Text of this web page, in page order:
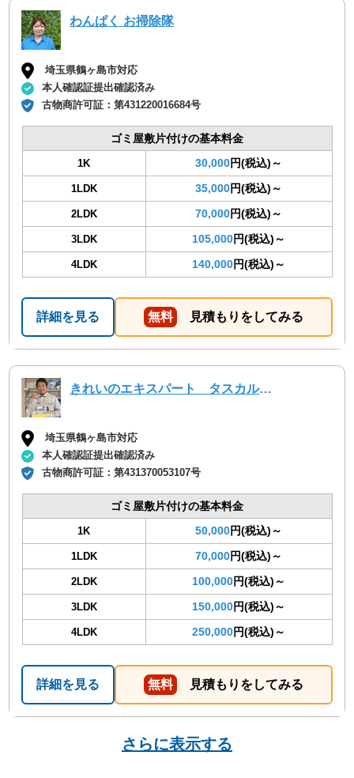
わんぱく お掃除隊
埼玉県鶴ヶ島市対応
本人確認証提出確認済み
古物商許可証：第431220016684号
ゴミ屋敷片付けの基本料金
1K 30,000円(税込)～
1LDK 35,000円(税込)～
2LDK 70,000円(税込)～
3LDK 105,000円(税込)～
4LDK 140,000円(税込)～
詳細を見る 無料 見積もりをしてみる
きれいのエキスパート タスカルハーツ
埼玉県鶴ヶ島市対応
本人確認証提出確認済み
古物商許可証：第431370053107号
ゴミ屋敷片付けの基本料金
1K 50,000円(税込)～
1LDK 70,000円(税込)～
2LDK 100,000円(税込)～
3LDK 150,000円(税込)～
4LDK 250,000円(税込)～
詳細を見る 無料 見積もりをしてみる
さらに表示する